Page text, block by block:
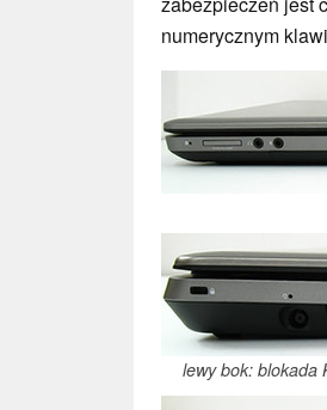
numerycznym
lewy bok: blokada